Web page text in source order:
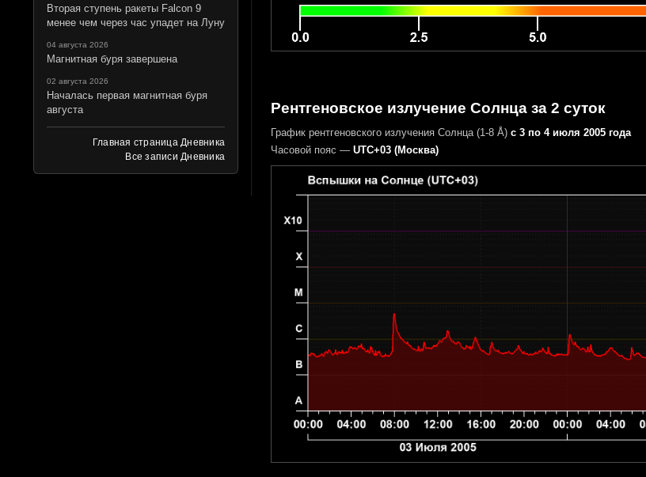
Вторая ступень ракеты Falcon 9
менее чем через час упадет на Луну
04 августа 2026
Магнитная буря завершена
02 августа 2026
Началась первая магнитная буря
августа
Главная страница Дневника
Все записи Дневника
Рентгеновское излучение Солнца за 2 суток
График рентгеновского излучения Солнца (1-8 Å) с 3 по 4 июля 2005 года
Часовой пояс — UTC+03 (Москва)